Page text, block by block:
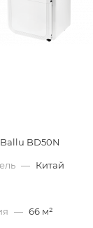
BD50N
— Китай
— 66 м²